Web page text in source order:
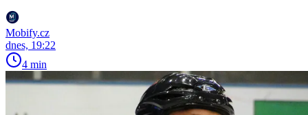
Mobify.cz
dnes, 19:22
4 min